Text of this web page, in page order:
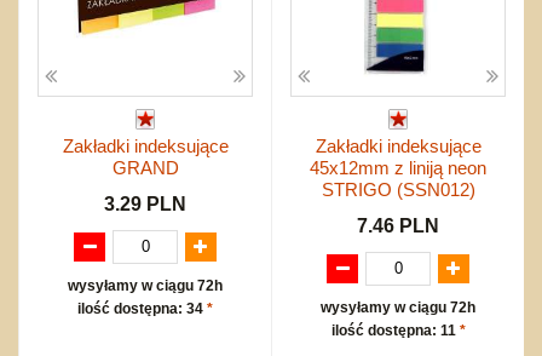
Zakładki indeksujące
GRAND
3.29 PLN
wysyłamy w ciągu 72h
ilość dostępna: 34 *
Zakładki indeksujące
45x12mm z liniją neon
STRIGO (SSN012)
7.46 PLN
wysyłamy w ciągu 72h
ilość dostępna: 11 *